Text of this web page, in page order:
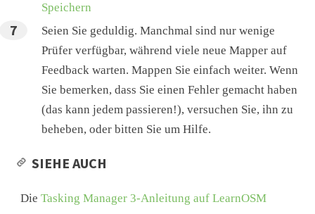
Speichern
Seien Sie geduldig. Manchmal sind nur wenige
Prüfer verfügbar, während viele neue Mapper auf
Feedback warten. Mappen Sie einfach weiter. Wenn
Sie bemerken, dass Sie einen Fehler gemacht haben
(das kann jedem passieren!), versuchen Sie, ihn zu
beheben, oder bitten Sie um Hilfe.
SIEHE AUCH
DieTasking Manager 3-Anleitung auf LearnOSM